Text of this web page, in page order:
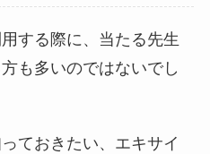
する際に、当たる先生
も多いのではないでし
ておきたい、エキサイ